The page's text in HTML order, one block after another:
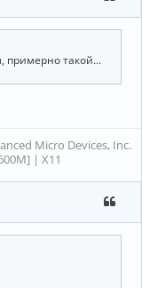
примерно такой...
Micro Devices, Inc.
| X11